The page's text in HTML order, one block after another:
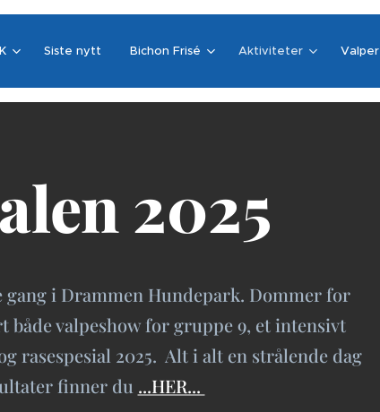
Siste nytt Bichon Frisé Aktiviteter Valper
2025
gang i Drammen Hundepark. Dommer for
både valpeshow for gruppe 9, et intensivt
rasespesial 2025. Alt i alt en strålende dag
finner du ...HER...